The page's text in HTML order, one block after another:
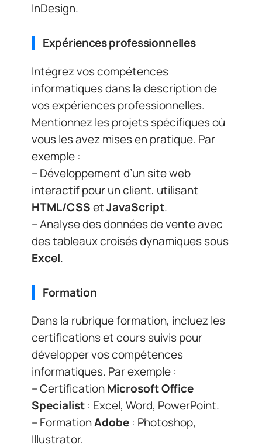
InDesign.
Expériences professionnelles
Intégrez vos compétences
informatiques dans la description de
vos expériences professionnelles.
Mentionnez les projets spécifiques où
vous les avez mises en pratique. Par
exemple :
– Développement d’un site web
interactif pour un client, utilisant
HTML/CSSetJavaScript.
– Analyse des données de vente avec
des tableaux croisés dynamiques sous
Excel.
Formation
Dans la rubrique formation, incluez les
certifications et cours suivis pour
développer vos compétences
informatiques. Par exemple :
– CertificationMicrosoft Office
Specialist : Excel, Word, PowerPoint.
– FormationAdobe : Photoshop,
Illustrator.